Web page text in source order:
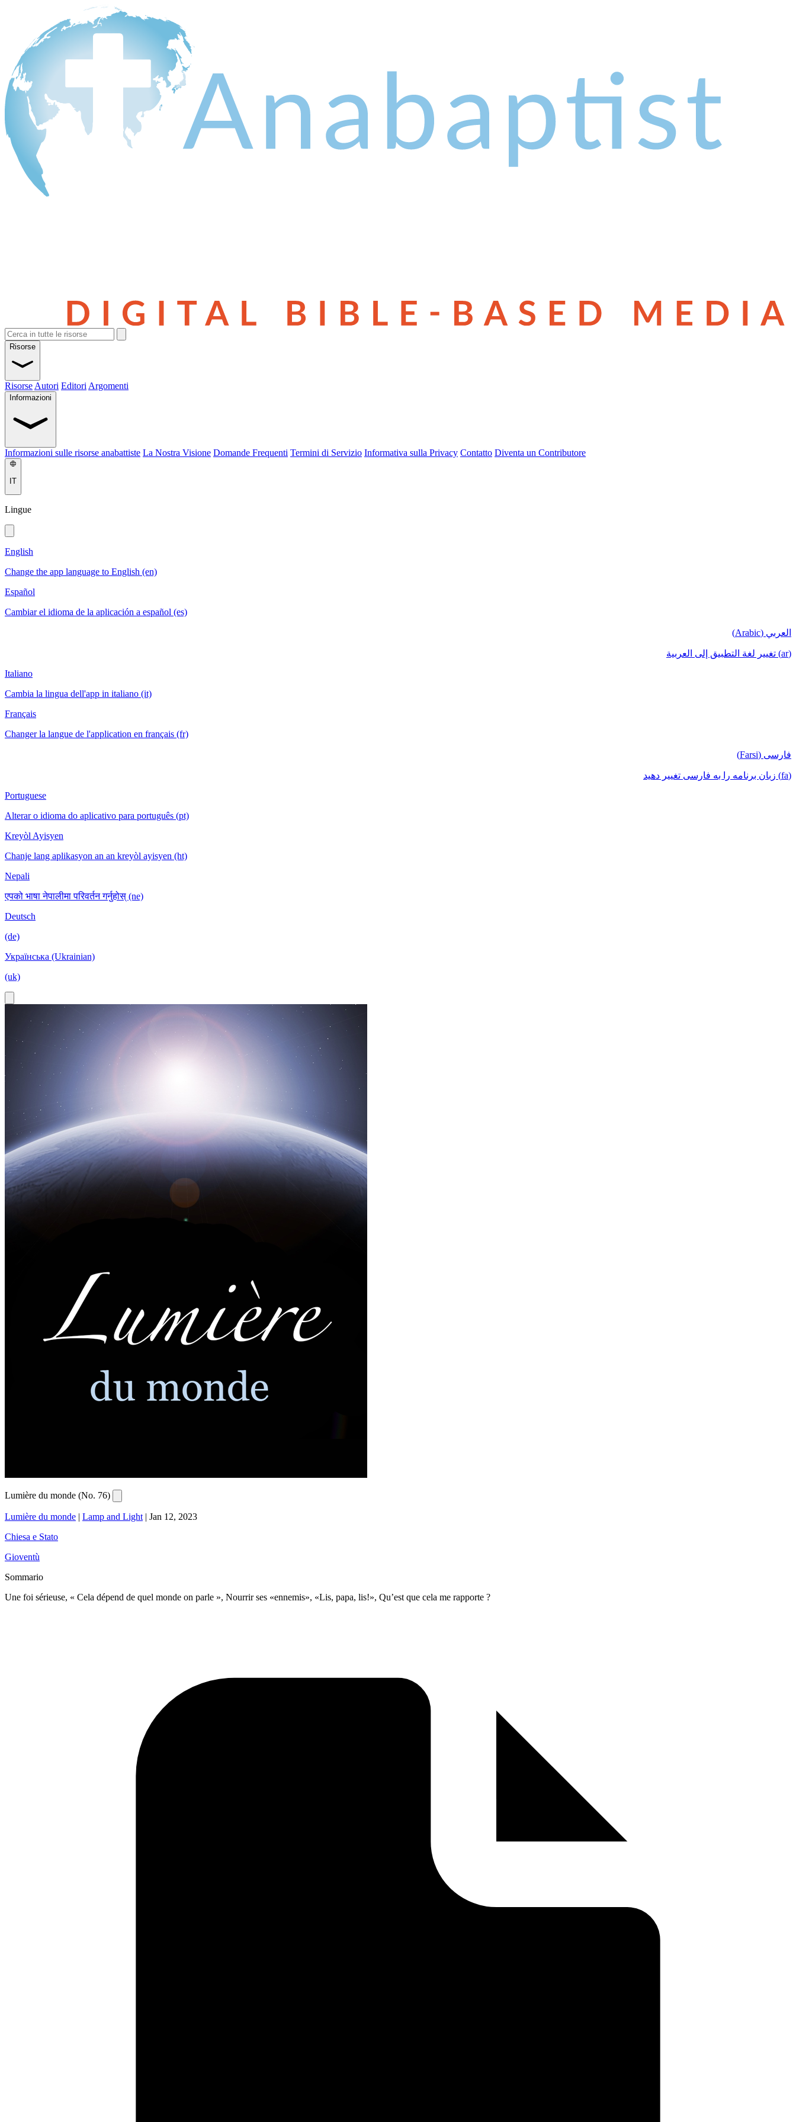
Risorse
Risorse Autori Editori Argomenti
Informazioni
Informazioni sulle risorse anabattiste La Nostra Visione Domande Frequenti Termini di Servizio Informativa sulla Privacy Contatto Diventa un Contributore
IT
Lingue
English
Change the app language to English (en)
Español
Cambiar el idioma de la aplicación a español (es)
العربي (Arabic)
(ar) تغيير لغة التطبيق إلى العربية
Italiano
Cambia la lingua dell'app in italiano (it)
Français
Changer la langue de l'application en français (fr)
فارسی (Farsi)
(fa) زبان برنامه را به فارسی تغییر دهید
Portuguese
Alterar o idioma do aplicativo para português (pt)
Kreyòl Ayisyen
Chanje lang aplikasyon an an kreyòl ayisyen (ht)
Nepali
एपको भाषा नेपालीमा परिवर्तन गर्नुहोस् (ne)
Deutsch
(de)
Українська (Ukrainian)
(uk)
Lumière du monde (No. 76)
Lumière du monde | Lamp and Light | Jan 12, 2023
Chiesa e Stato
Gioventù
Sommario
Une foi sérieuse, « Cela dépend de quel monde on parle », Nourrir ses «ennemis», «Lis, papa, lis!», Qu’est que cela me rapporte ?